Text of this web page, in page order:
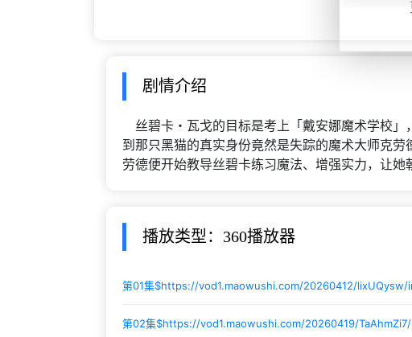
剧情介绍
丝碧卡・瓦戈的目标是考上「戴安娜魔术学校」
到那只黑猫的真实身份竟然是失踪的魔术大师克
劳德便开始教导丝碧卡练习魔法、增强实力，让她
播放类型：360播放器
第01集$https://vod1.maowushi.com/20260412/lixUQysw/
第02集$https://vod1.maowushi.com/20260419/